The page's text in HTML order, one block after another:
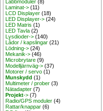
Labbmoduler (8)
Laminat-> (11)
LCD Displayer (18)
LED Displayer-> (24)
LED Matris (1)
LED Tavla (2)
Lysdioder-> (140)
Lådor / kapslingar (21)
Lödning-> (24)
Mekanik-> (46)
Microbrytare (9)
Modelljärnväg-> (37)
Motorer / servo (1)
Munskydd (1)
Multimeter / prober (3)
Nätadapter (7)
Projekt-> (7)
Radio/GPS moduler (4)
Rattar/knappar (6)